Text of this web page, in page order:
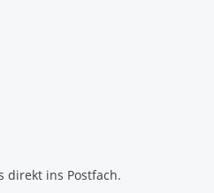
direkt ins Postfach.